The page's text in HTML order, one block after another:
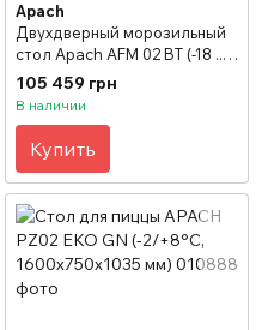
Apach
Двухдверный морозильный
стол Apach AFM 02 BT (-18 ...
-22°C, 1420х715х850 мм)
105 459 грн
В наличии
Купить